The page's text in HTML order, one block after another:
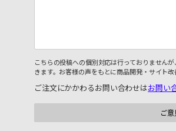
こちらの投稿への個別対応は行っておりません
きます。お客様の声をもとに商品開発・サイト改
ご注文にかかわるお問い合わせはお問い